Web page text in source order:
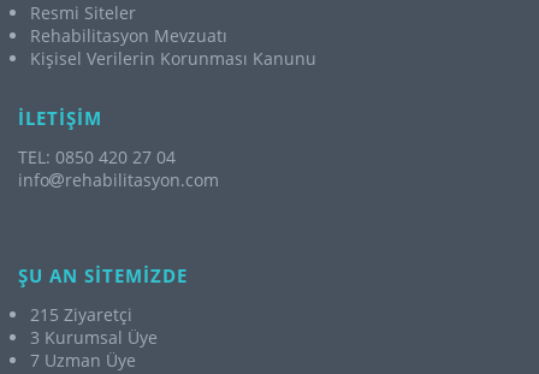
Resmi Siteler
Rehabilitasyon Mevzuatı
Kişisel Verilerin Korunması Kanunu
İLETİŞİM
TEL: 0850 420 27 04
info
rehabilitasyon.com
ŞU AN SİTEMİZDE
215 Ziyaretçi
3 Kurumsal Üye
7 Uzman Üye